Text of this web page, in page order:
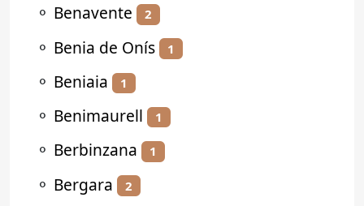
⚬ Benavente 2
⚬ Benia de Onís 1
⚬ Beniaia 1
⚬ Benimaurell 1
⚬ Berbinzana 1
⚬ Bergara 2